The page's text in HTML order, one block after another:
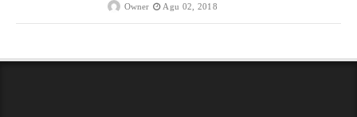
Owner Agu 02, 2018